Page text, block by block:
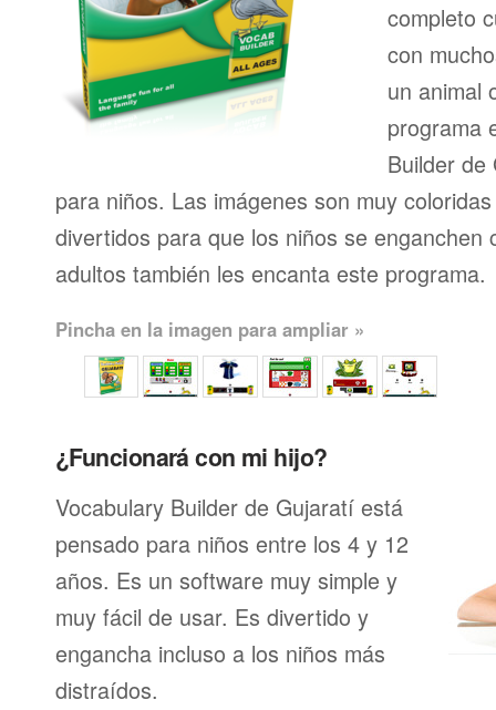
completo
con
un animal
programa
Builder de
para niños. Las imágenes son muy
divertidos para que los niños se enganchen
adultos también les encanta este programa.
Pincha en la imagen para ampliar »
¿Funcionará con mi hijo?
Vocabulary Builder de Gujaratí está
pensado para niños entre los 4 y 12
años. Es un software muy simple y
muy fácil de usar. Es divertido y
engancha incluso a los niños más
distraídos.